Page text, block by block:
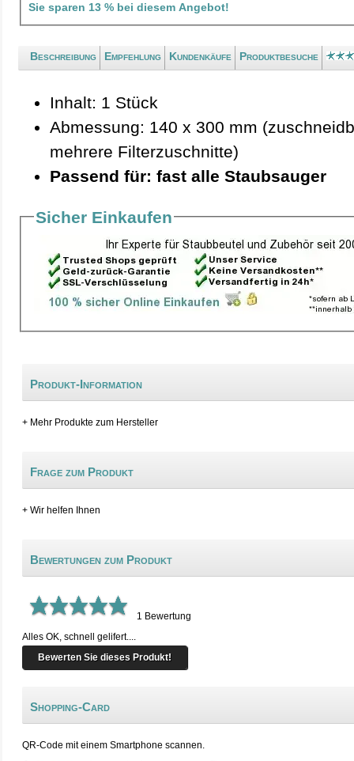
Sie sparen 13 % bei diesem Angebot!
Beschreibung Empfehlung Kundenkäufe Produktbesuche
Inhalt: 1 Stück
Abmessung: 140 x 300 mm
mehrere Filterzuschnitte)
Passend für: fast alle Staubsauger
Sicher Einkaufen
Produkt-Information
+ Mehr Produkte zum Hersteller
Frage zum Produkt
+ Wir helfen Ihnen
Bewertungen zum Produkt
1 Bewertung
Alles OK, schnell gelifert....
Bewerten Sie dieses Produkt!
Shopping-Card
QR-Code mit einem Smartphone scannen.